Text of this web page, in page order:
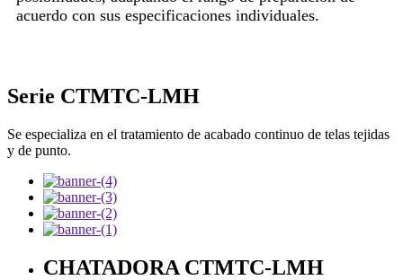
acuerdo con sus especificaciones individuales.
Serie CTMTC-LMH
Se especializa en el tratamiento de acabado continuo de telas tejidas
y de punto.
CHATADORA CTMTC-LMH